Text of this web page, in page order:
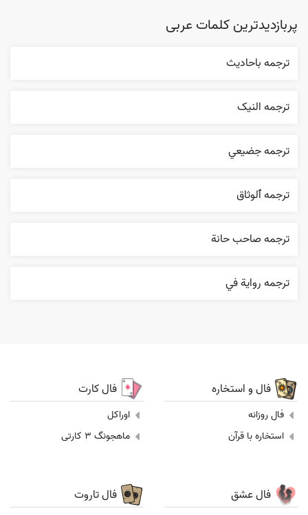
پربازدیدترین کلمات عربی
ترجمه باحاديث
ترجمه النیک
ترجمه جضيعي
ترجمه ٱلوثاق
ترجمه صاحب حانة
ترجمه روایة في
فال و استخاره
فال روزانه
استخاره با قرآن
فال کارت
اوراکل
ماهجونگ 3 کارتی
فال عشق فال تاروت